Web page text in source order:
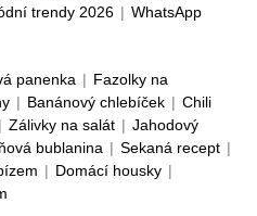
trendy 2026 | WhatsApp
panenka | Fazolky na
| Banánový chlebíček | Chili
| Zálivky na salát | Jahodový
bublanina | Sekaná recept |
| Domácí housky |